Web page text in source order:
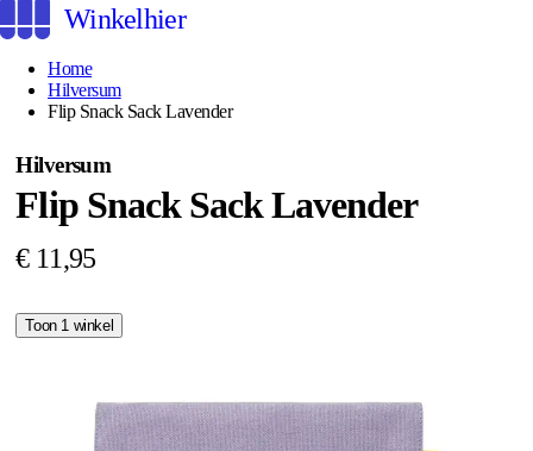
Winkelhier
Home
Hilversum
Flip Snack Sack Lavender
Hilversum
Flip Snack Sack Lavender
€ 11,95
Toon 1 winkel